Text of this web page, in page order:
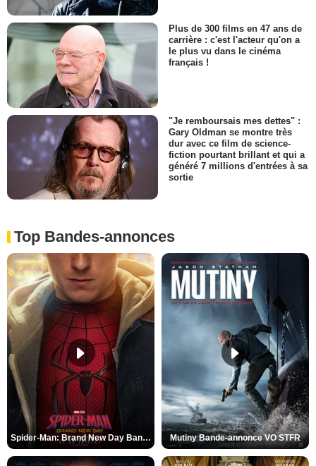
Plus de 300 films en 47 ans de
carrière : c'est l'acteur qu'on a
le plus vu dans le cinéma
français !
"Je remboursais mes dettes" :
Gary Oldman se montre très
dur avec ce film de science-
fiction pourtant brillant et qui a
généré 7 millions d'entrées à sa
sortie
Top Bandes-annonces
Spider-Man: Brand New Day Bande-annonce VO STFR Mutiny Bande-annonce VO STFR